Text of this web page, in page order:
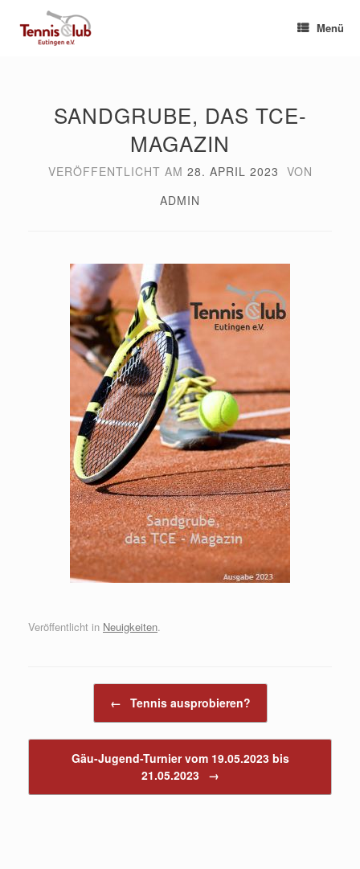
Inhalt
springen
Menü
SANDGRUBE, DAS TCE-
MAGAZIN
VERÖFFENTLICHT AM 28. APRIL 2023 VON
ADMIN
Veröffentlicht in Neuigkeiten.
Beitragsnavigation
← Tennis ausprobieren?
Gäu-Jugend-Turnier vom 19.05.2023 bis
21.05.2023 →